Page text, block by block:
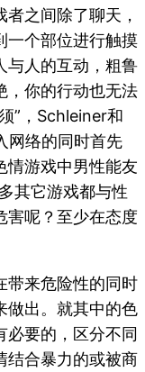
之间除了聊天，
一个部位进行触摸
人的互动，粗鲁
，你的行动也无法
”，Schleiner和
网络的同时首先
情游戏中男性能友
其它游戏都与性
害呢？至少在态度
带来危险性的同时
做出。就其中的色
必要的，区分不同
结合暴力的或被商